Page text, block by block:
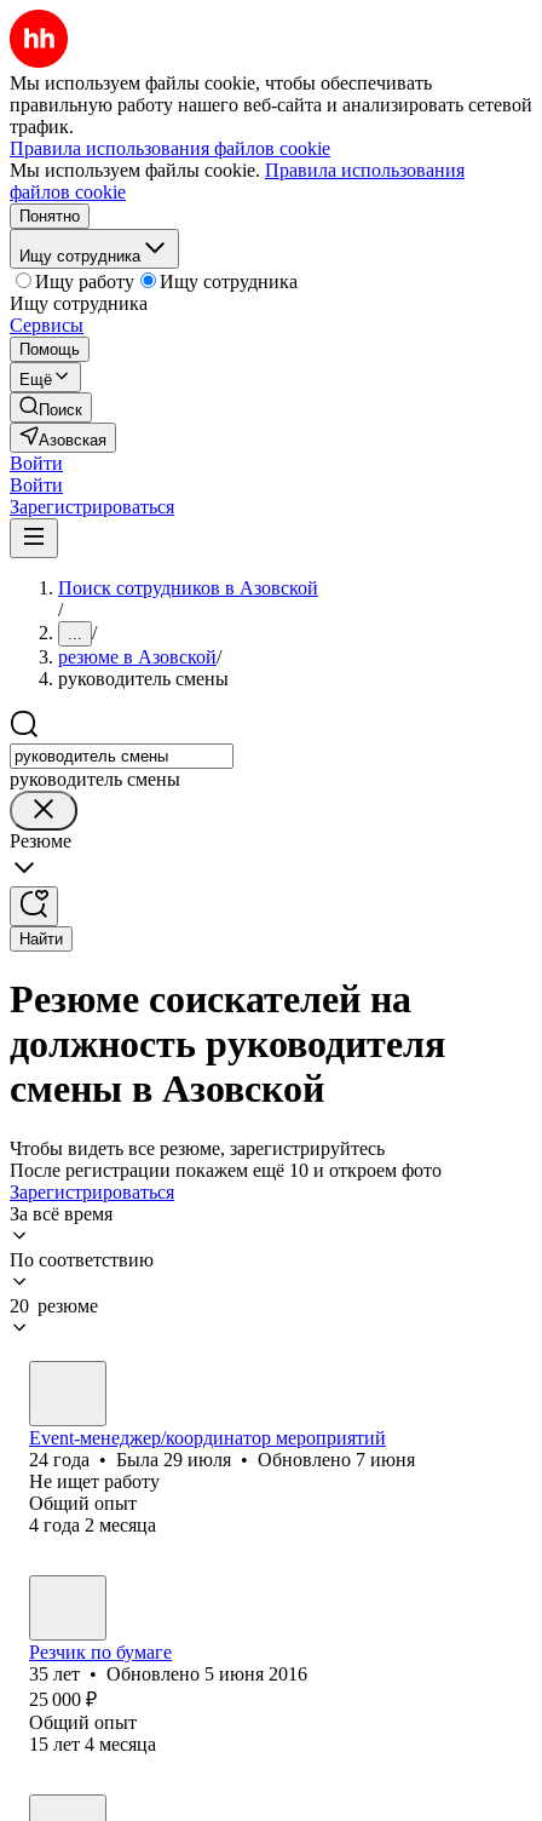
Мы используем файлы cookie, чтобы обеспечивать
правильную работу нашего веб-сайта и анализировать сетевой
трафик.
Правила использования файлов cookie
Мы используем файлы cookie. Правила использования
файлов cookie
Понятно
Ищу сотрудника
Ищу работу
Ищу сотрудника
Ищу сотрудника
Сервисы
Помощь
Ещё
Поиск
Азовская
Войти
Войти
Зарегистрироваться
Поиск сотрудников в Азовской
/
... /
резюме в Азовской/
руководитель смены
руководитель смены
Резюме
Найти
Резюме соискателей на
должность руководителя
смены в Азовской
Чтобы видеть все резюме, зарегистрируйтесь
После регистрации покажем ещё 10 и откроем фото
Зарегистрироваться
За всё время
По соответствию
20 резюме
Event-менеджер/координатор мероприятий
24 года • Была 29 июля • Обновлено 7 июня
Не ищет работу
Общий опыт
4 года 2 месяца
Резчик по бумаге
35 лет • Обновлено 5 июня 2016
25 000 ₽
Общий опыт
15 лет 4 месяца